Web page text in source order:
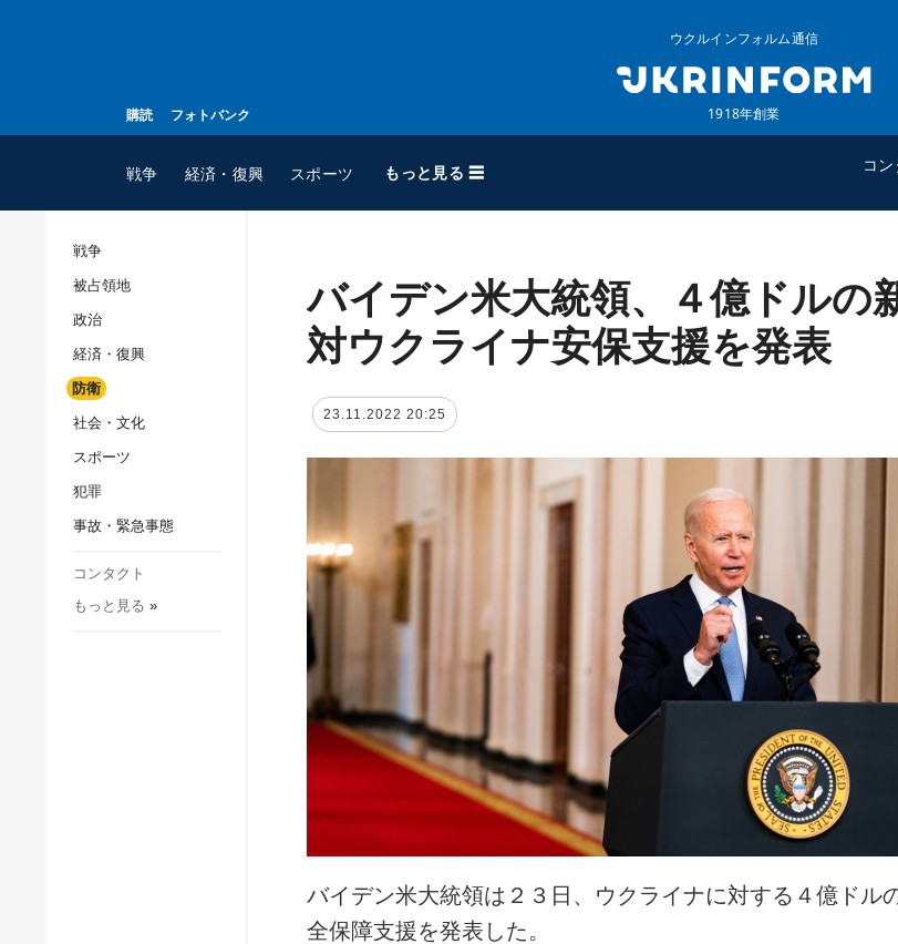
購読 フォトバンク
ウクルインフォルム通信
1918年創業
戦争 経済・復興 スポーツ もっと見る ☰ コン
スポーツ
ウクルインフォルム
ウクルインフォルムについ
て
追加
特集
インタビュー
戦争
被占領地
政治
経済・復興
防衛
社会・文化
スポーツ
犯罪
事故・緊急事態
コンタクト
もっと見る »
バイデン米大統領、４億ドルの
対ウクライナ安保支援を発表
23.11.2022 20:25
バイデン米大統領は２３日、ウクライナに対する４億ドル
全保障支援を発表した。